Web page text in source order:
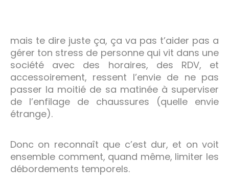
mais te dire juste ça, ça va pas t’aider pas a
gérer ton stress de personne qui vit dans une
société avec des horaires, des RDV, et
accessoirement, ressent l’envie de ne pas
passer la moitié de sa matinée à superviser
de l’enfilage de chaussures (quelle envie
étrange).
Donc on reconnaît que c’est dur, et on voit
ensemble comment, quand même, limiter les
débordements temporels.